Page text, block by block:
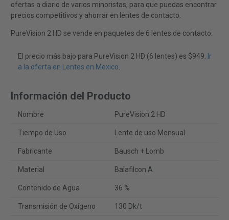
ofertas a diario de varios minoristas, para que puedas encontrar
precios competitivos y ahorrar en lentes de contacto.
PureVision 2 HD se vende en paquetes de 6 lentes de contacto.
El precio más bajo para PureVision 2 HD (6 lentes) es $949. Ir
a la oferta en Lentes en Mexico.
Información del Producto
Nombre PureVision 2 HD
Tiempo de Uso Lente de uso Mensual
Fabricante Bausch + Lomb
Material Balafilcon A
Contenido de Agua 36 %
Transmisión de Oxígeno 130 Dk/t